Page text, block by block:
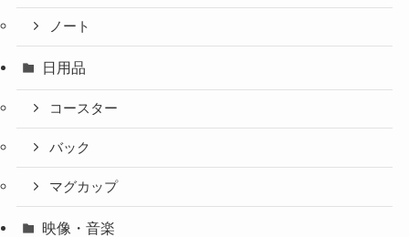
ノート
日用品
コースター
バック
マグカップ
映像・音楽